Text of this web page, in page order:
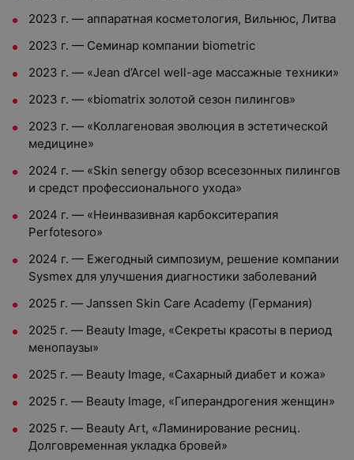
2023 г. — аппаратная косметология, Вильнюс, Литва
2023 г. — Семинар компании biometric
2023 г. — «Jean d’Arcel well-age массажные техники»
2023 г. — «biomatrix золотой сезон пилингов»
2023 г. — «Коллагеновая эволюция в эстетической
медицине»
2024 г. — «Skin senergy обзор всесезонных пилингов
и средст профессионального ухода»
2024 г. — «Неинвазивная карбокситерапия
Perfotesoro»
2024 г. — Ежегодный симпозиум, решение компании
Sysmex для улучшения диагностики заболеваний
2025 г. — Janssen Skin Care Academy (Германия)
2025 г. — Beauty Image, «Секреты красоты в период
менопаузы»
2025 г. — Beauty Image, «Сахарный диабет и кожа»
2025 г. — Beauty Image, «Гиперандрогения женщин»
2025 г. — Beauty Art, «Ламинирование ресниц.
Долговременная укладка бровей»